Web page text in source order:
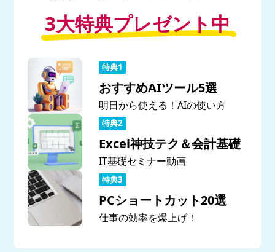
3大特典プレゼント中
おすすめAIツール5選
明日から使える！AIの使い方
Excel神技テク＆会計基礎
IT基礎セミナー動画
PCショートカット20選
仕事の効率を爆上げ！